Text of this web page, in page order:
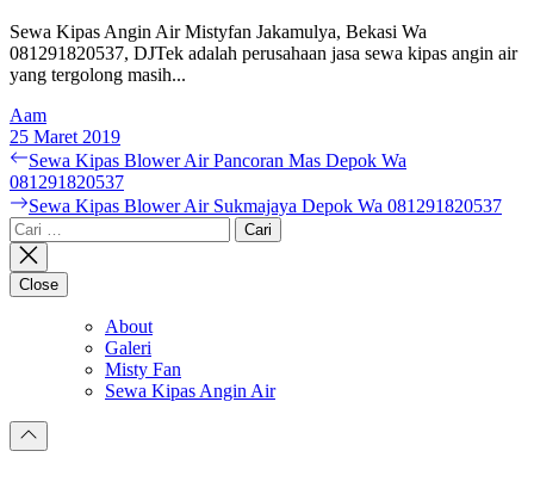
Sewa Kipas Angin Air Mistyfan Jakamulya, Bekasi Wa
081291820537, DJTek adalah perusahaan jasa sewa kipas angin air
yang tergolong masih...
Aam
25 Maret 2019
Navigasi
pos
Previous
post:
Sewa Kipas Blower Air Pancoran Mas Depok Wa
081291820537
Next
post:
Sewa Kipas Blower Air Sukmajaya Depok Wa 081291820537
Cari
untuk:
Close
About
Galeri
Misty Fan
Sewa Kipas Angin Air